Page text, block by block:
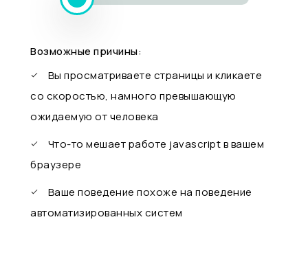
Возможные причины:
Вы просматриваете страницы и кликаете
со скоростью, намного превышающую
ожидаемую от человека
Что-то мешает работе javascript в вашем
браузере
Ваше поведение похоже на поведение
автоматизированных систем